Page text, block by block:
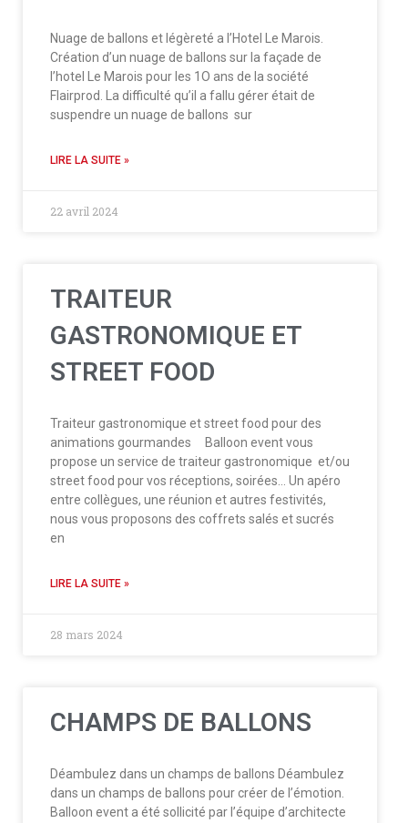
Nuage de ballons et légèreté a l’Hotel Le Marois.
Création d’un nuage de ballons sur la façade de
l’hotel Le Marois pour les 1O ans de la société
Flairprod. La difficulté qu’il a fallu gérer était de
suspendre un nuage de ballons sur
LIRE LA SUITE »
22 avril 2024
TRAITEUR
GASTRONOMIQUE ET
STREET FOOD
Traiteur gastronomique et street food pour des
animations gourmandes Balloon event vous
propose un service de traiteur gastronomique et/ou
street food pour vos réceptions, soirées… Un apéro
entre collègues, une réunion et autres festivités,
nous vous proposons des coffrets salés et sucrés
en
LIRE LA SUITE »
28 mars 2024
CHAMPS DE BALLONS
Déambulez dans un champs de ballons Déambulez
dans un champs de ballons pour créer de l’émotion.
Balloon event a été sollicité par l’équipe d’architecte